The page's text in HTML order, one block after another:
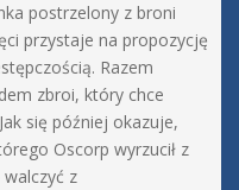
postrzelony z broni
przystaje na propozycję
Razem
zbroi, który chce
się później okazuje,
Oscorp wyrzucił z
z